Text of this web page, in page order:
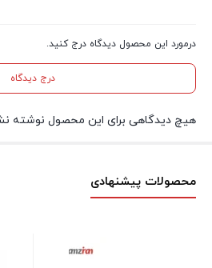
درمورد این محصول دیدگاه درج کنید.
درج دیدگاه
هیچ دیدگاهی برای این محصول نوشته
محصولات پیشنهادی